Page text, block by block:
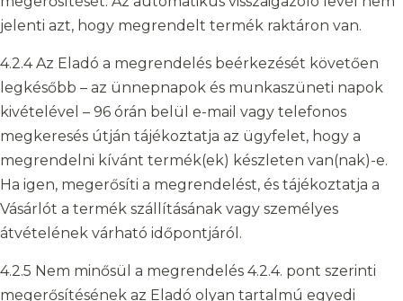
jelenti azt, hogy megrendelt termék raktáron van.
4.2.4 Az Eladó a megrendelés beérkezését követően
legkésőbb – az ünnepnapok és munkaszüneti napok
kivételével – 96 órán belül e-mail vagy telefonos
megkeresés útján tájékoztatja az ügyfelet, hogy a
megrendelni kívánt termék(ek) készleten van(nak)-e.
Ha igen, megerősíti a megrendelést, és tájékoztatja a
Vásárlót a termék szállításának vagy személyes
átvételének várható időpontjáról.
4.2.5 Nem minősül a megrendelés 4.2.4. pont szerinti
megerősítésének az Eladó olyan tartalmú egyedi